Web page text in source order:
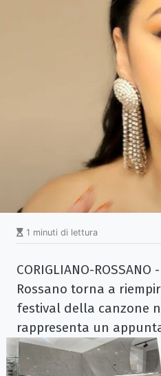
1 minuti di lettura
CORIGLIANO-
Rossano torna a
festival della canzone
rappresenta un